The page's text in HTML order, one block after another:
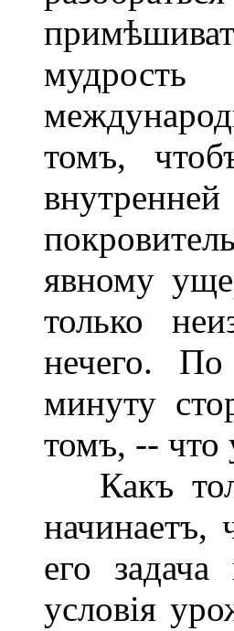
томъ,
явному
только
нечего.
минуту
томъ, -- что
Какъ
начинаетъ,
его
условія